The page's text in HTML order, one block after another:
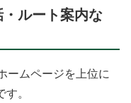
ルート案内な
ームページを上位に
。